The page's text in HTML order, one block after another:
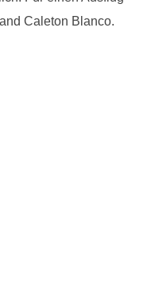
Caleton Blanco.